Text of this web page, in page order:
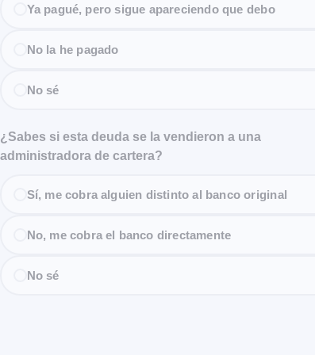
Ya pagué, pero sigue apareciendo que debo
No la he pagado
No sé
¿Sabes si esta deuda se la vendieron a una
administradora de cartera?
Sí, me cobra alguien distinto al banco original
No, me cobra el banco directamente
No sé